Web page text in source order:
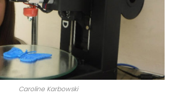
Caroline Karbowski